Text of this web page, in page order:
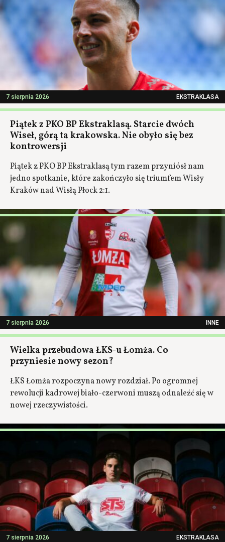
7 sierpnia 2026 EKSTRAKLASA
Piątek z PKO BP Ekstraklasą. Starcie dwóch
Wiseł, górą ta krakowska. Nie obyło się bez
kontrowersji
Piątek z PKO BP Ekstraklasą tym razem przyniósł nam
jedno spotkanie, które zakończyło się triumfem Wisły
Kraków nad Wisłą Płock 2:1.
7 sierpnia 2026 INNE
Wielka przebudowa ŁKS-u Łomża. Co
przyniesie nowy sezon?
ŁKS Łomża rozpoczyna nowy rozdział. Po ogromnej
rewolucji kadrowej biało-czerwoni muszą odnaleźć się w
nowej rzeczywistości.
7 sierpnia 2026 EKSTRAKLASA